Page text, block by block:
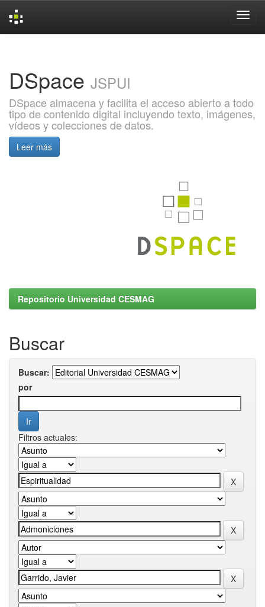
DSpace JSPUI
DSpace almacena y facilita el acceso abierto a todo
tipo de contenido digital incluyendo texto, imágenes,
vídeos y colecciones de datos.
Leer más
Repositorio Universidad CESMAG
Buscar
Buscar:
por
Filtros actuales: